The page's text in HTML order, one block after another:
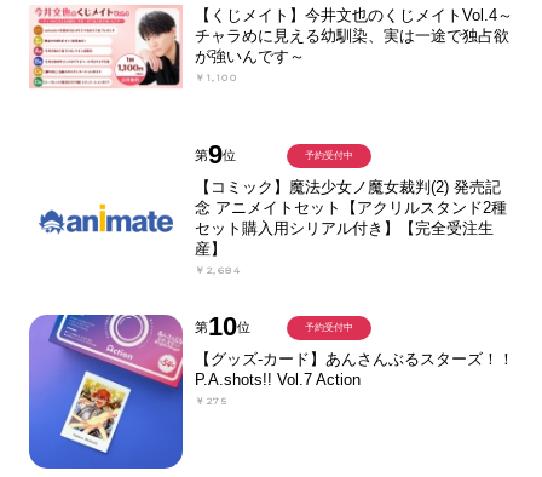
【くじメイト】今井文也のくじメイトVol.4～
チャラめに見える幼馴染、実は一途で独占欲
が強いんです～
￥1,100
第9位
【コミック】魔法少女ノ魔女裁判(2) 発売記
念 アニメイトセット【アクリルスタンド2種
セット購入用シリアル付き】【完全受注生
産】
￥2,684
予約受付中
第10位
【グッズ-カード】あんさんぶるスターズ！！
P.A.shots!! Vol.7 Action
￥275
予約受付中